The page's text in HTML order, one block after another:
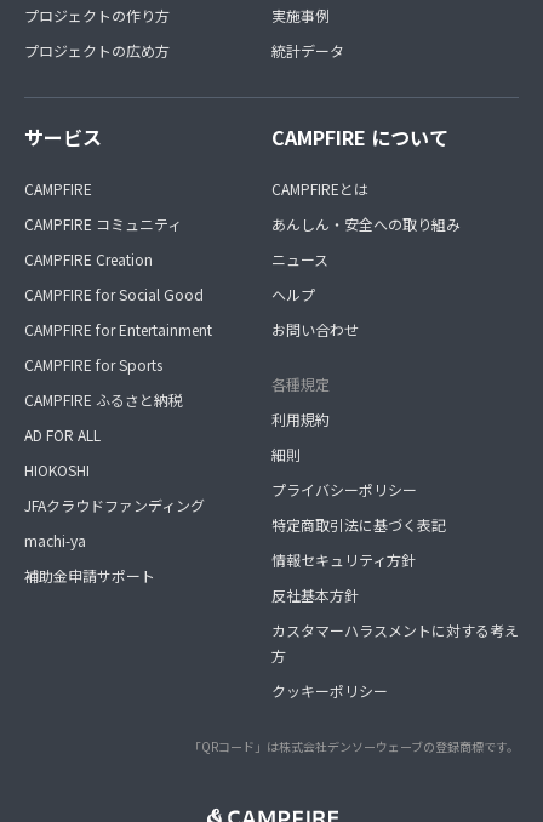
プロジェクトの作り方
プロジェクトの広め方
実施事例
統計データ
サービス
CAMPFIRE
CAMPFIRE コミュニティ
CAMPFIRE Creation
CAMPFIRE for Social Good
CAMPFIRE for Entertainment
CAMPFIRE for Sports
CAMPFIRE ふるさと納税
AD FOR ALL
HIOKOSHI
JFAクラウドファンディング
machi-ya
補助金申請サポート
CAMPFIRE について
CAMPFIREとは
あんしん・安全への取り組み
ニュース
ヘルプ
お問い合わせ
各種規定
利用規約
細則
プライバシーポリシー
特定商取引法に基づく表記
情報セキュリティ方針
反社基本方針
カスタマーハラスメントに対する考え
方
クッキーポリシー
「QRコード」は株式会社デンソーウェーブの登録商標です。